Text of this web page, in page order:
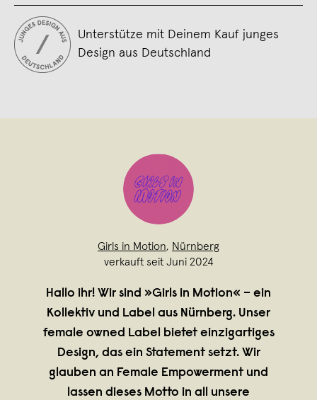
Unterstütze mit Deinem Kauf junges
Design aus Deutschland
Girls in Motion, Nürnberg
verkauft seit Juni 2024
Hallo ihr! Wir sind »Girls in Motion« – ein
Kollektiv und Label aus Nürnberg. Unser
female owned Label bietet einzigartiges
Design, das ein Statement setzt. Wir
glauben an Female Empowerment und
lassen dieses Motto in all unsere